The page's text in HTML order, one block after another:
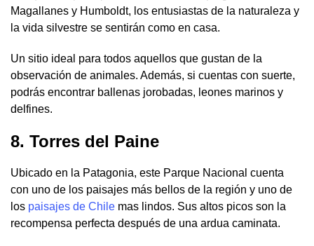
Magallanes y Humboldt, los entusiastas de la naturaleza y
la vida silvestre se sentirán como en casa.
Un sitio ideal para todos aquellos que gustan de la
observación de animales. Además, si cuentas con suerte,
podrás encontrar ballenas jorobadas, leones marinos y
delfines.
8. Torres del Paine
Ubicado en la Patagonia, este Parque Nacional cuenta
con uno de los paisajes más bellos de la región y uno de
los paisajes de Chile mas lindos. Sus altos picos son la
recompensa perfecta después de una ardua caminata.